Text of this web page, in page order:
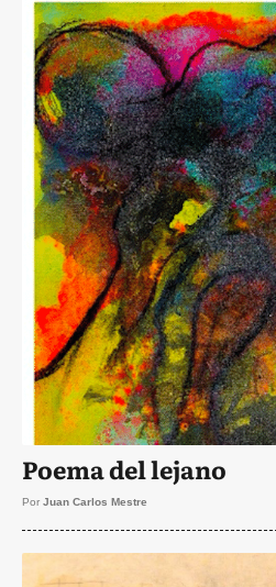
Poema del lejano
Por Juan Carlos Mestre